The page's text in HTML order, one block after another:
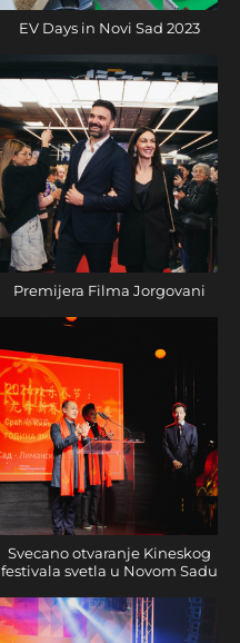
EV Days in Novi Sad 2023
Premijera Filma Jorgovani
Svecano otvaranje Kineskog
festivala svetla u Novom Sadu